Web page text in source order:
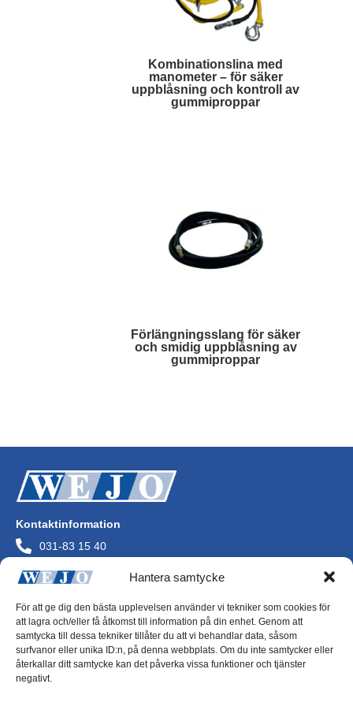
Hantera samtycke
För att ge dig den bästa upplevelsen använder vi tekniker som cookies för
att lagra och/eller få åtkomst till information på din enhet. Genom att
samtycka till dessa tekniker tillåter du att vi behandlar data, såsom
surfvanor eller unika ID:n, på denna webbplats. Om du inte samtycker eller
återkallar ditt samtycke kan det påverka vissa funktioner och tjänster
negativt.
Kombinationslina med
manometer – för säker
uppblåsning och kontroll av
gummiproppar
Förlängningsslang för säker
och smidig uppblåsning av
gummiproppar
Kontaktinformation
031-83 15 40
info@wejo.se
Askims Verkstadsväg
436 34 Askim
Org.nr 556072-0244